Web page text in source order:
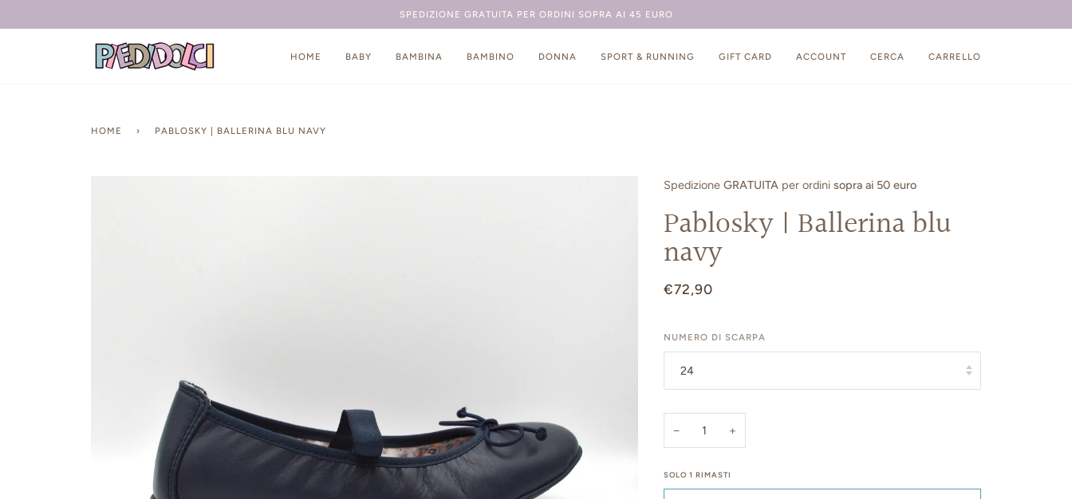
SPEDIZIONE GRATUITA PER ORDINI SOPRA AI 45 EURO
HOME BABY BAMBINA BAMBINO DONNA SPORT & RUNNING GIFT CARD ACCOUNT CERCA CARRELLO
HOME › PABLOSKY | BALLERINA BLU NAVY
Spedizione GRATUITAper ordini sopra ai 50 euro
Pablosky | Ballerina blu
navy
€72,90
NUMERO DI SCARPA
24
− +
SOLO 1 RIMASTI